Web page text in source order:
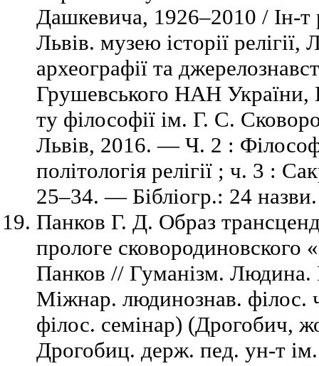
Дашкевича, 1926–2010 / Ін-т
Львів. музею історії релігії,
археографії та
Грушевського НАН України,
ту філософії ім. Г. С.
Львів, 2016. — Ч. 2 :
політологія релігії ; ч. 3 :
25–34. — Бібліогр.: 24 назви.
Панков Г. Д. Образ
прологе сковородиновского
Панков // Гуманізм. Людина.
Міжнар. людинознав. філос.
філос. семінар) (Дрогобич,
Дрогобиц. держ. пед. ун-т